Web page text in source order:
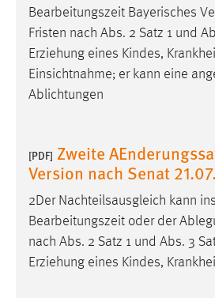
Bearbeitungszeit Bayerisches
Fristen nach Abs. 2 Satz 1 und
Erziehung eines Kindes,
Einsichtnahme; er kann eine
Ablichtungen
[PDF] Zweite
Version nach Senat
2Der Nachteilsausgleich kann
Bearbeitungszeit oder der
nach Abs. 2 Satz 1 und Abs. 3
Erziehung eines Kindes,
Cookie Laufzeit: 3 Monate
EXTERNE MEDIEN
externen Medien Cookies
YouTube
Vimeo